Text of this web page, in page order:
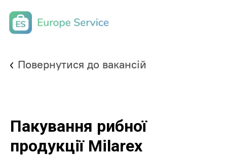
Повернутися до вакансій
Пaкування рибної
продукції Milarex